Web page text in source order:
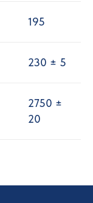
195
230 ± 5
2750 ±
20